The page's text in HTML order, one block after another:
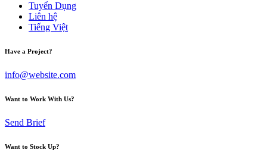
Tuyển Dụng
Liên hệ
Tiếng Việt
Have a Project?
info@website.com
Want to Work With Us?
Send Brief
Want to Stock Up?